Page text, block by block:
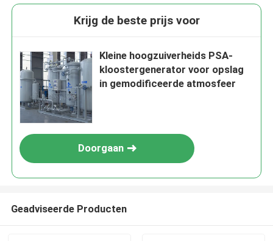
Krijg de beste prijs voor
Kleine hoogzuiverheids PSA-
kloostergenerator voor opslag
in gemodificeerde atmosfeer
Doorgaan
Geadviseerde Producten